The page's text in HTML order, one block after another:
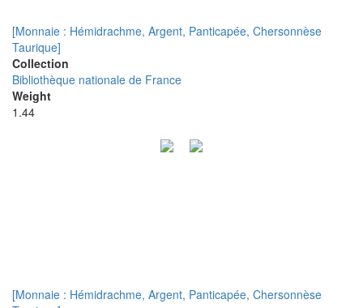
[Monnaie : Hémidrachme, Argent, Panticapée, Chersonnèse
Taurique]
Collection
Bibliothèque nationale de France
Weight
1.44
[Monnaie : Hémidrachme, Argent, Panticapée, Chersonnèse